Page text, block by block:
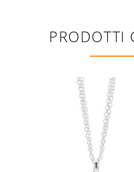
PRODOTTI